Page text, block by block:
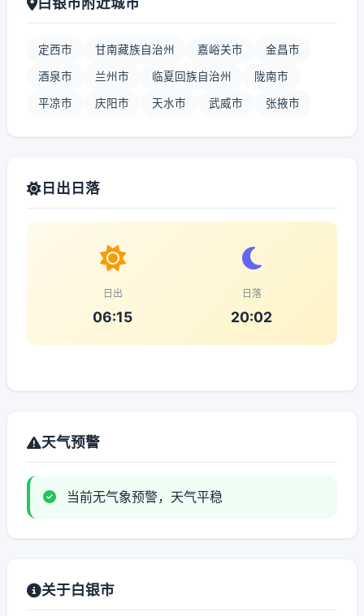
定西市 甘南藏族自治州 嘉峪关市 金昌市
酒泉市 兰州市 临夏回族自治州 陇南市
平凉市 庆阳市 天水市 武威市 张掖市
日出日落
日出
06:15
日落
20:02
天气预警
当前无气象预警，天气平稳
关于白银市